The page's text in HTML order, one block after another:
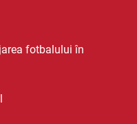
fotbalului în